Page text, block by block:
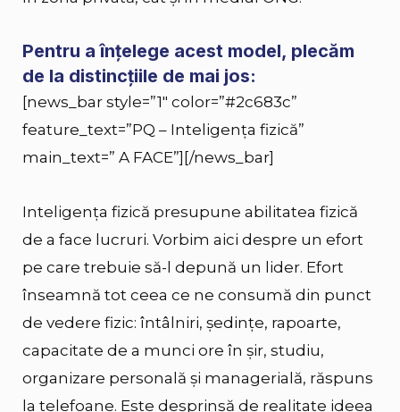
Pentru a înțelege acest model, plecăm
de la distincțiile de mai jos:
[news_bar style=”1″ color=”#2c683c”
feature_text=”PQ – Inteligența fizică”
main_text=” A FACE”][/news_bar]
Inteligența fizică presupune abilitatea fizică
de a face lucruri. Vorbim aici despre un efort
pe care trebuie să-l depună un lider. Efort
înseamnă tot ceea ce ne consumă din punct
de vedere fizic: întâlniri, ședințe, rapoarte,
capacitate de a munci ore în șir, studiu,
organizare personală și managerială, răspuns
la telefoane. Este desprinsă de realitate ideea